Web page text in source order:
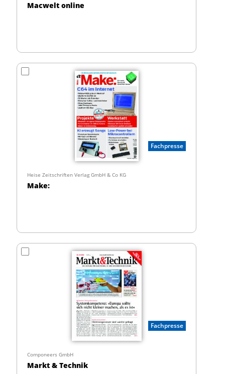
Macwelt online
Fachpresse
Heise Zeitschriften Verlag GmbH & Co KG
Make:
Fachpresse
Componeers GmbH
Markt & Technik